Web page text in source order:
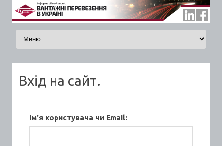
Skip to content
Вхід на сайт.
Ім'я користувача чи Email: